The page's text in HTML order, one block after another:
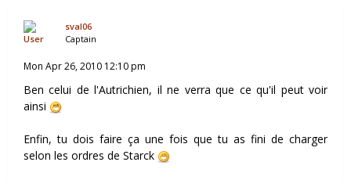
sval06
Captain
Mon Apr 26, 2010 12:10 pm
Ben celui de l'Autrichien, il ne verra que ce qu'il peut voir
ainsi
Enfin, tu dois faire ça une fois que tu as fini de charger
selon les ordres de Starck